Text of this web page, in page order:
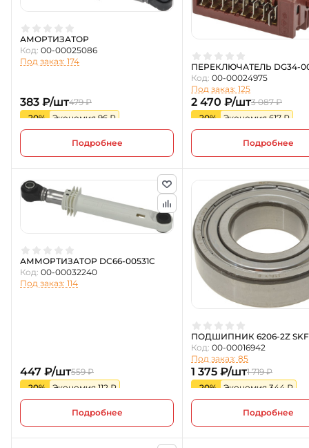
АМОРТИЗАТОР
Код: 00-00025086
Под заказ: 174
383 ₽/шт479 ₽
-20%
Экономия 96 ₽
Подробнее
ПЕРЕКЛЮЧАТЕЛЬ DG34-
Код: 00-00024975
Под заказ: 125
2 470 ₽/шт3 087 ₽
-20%
Экономия 617 ₽
Подробнее
АММОРТИЗАТОР DC66-00531C
Код: 00-00032240
Под заказ: 114
447 ₽/шт559 ₽
-20%
Экономия 112 ₽
Подробнее
ПОДШИПНИК 6206-2Z SKF
Код: 00-00016942
Под заказ: 85
1 375 ₽/шт1 719 ₽
-20%
Экономия 344 ₽
Подробнее